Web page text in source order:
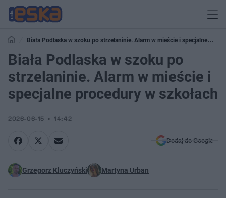
Biała Podlaska w szoku po strzelaninie. Alarm w mieście i specjalne
procedury w szkołach
Biała Podlaska w szoku po
strzelaninie. Alarm w mieście i
specjalne procedury w szkołach
2026-06-15 14:42
Dodaj do Google
Grzegorz Kluczyński Martyna Urban